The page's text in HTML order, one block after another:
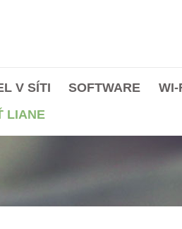
V SÍTI SOFTWARE WI-
LIANE